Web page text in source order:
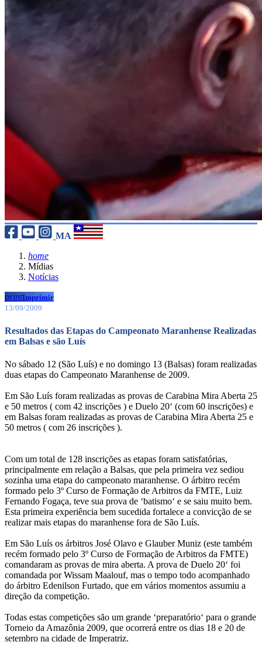
MA
home
Mídias
Notícias
printImprimir
13/09/2009
Resultados das Etapas do Campeonato Maranhense Realizadas
em Balsas e são Luís
No sábado 12 (São Luís) e no domingo 13 (Balsas) foram realizadas
duas etapas do Campeonato Maranhense de 2009.
Em São Luís foram realizadas as provas de Carabina Mira Aberta 25
e 50 metros ( com 42 inscrições ) e Duelo 20‘ (com 60 inscrições) e
em Balsas foram realizadas as provas de Carabina Mira Aberta 25 e
50 metros ( com 26 inscrições ).
Com um total de 128 inscrições as etapas foram satisfatórias,
principalmente em relação a Balsas, que pela primeira vez sediou
sozinha uma etapa do campeonato maranhense. O árbitro recém
formado pelo 3º Curso de Formação de Arbitros da FMTE, Luiz
Fernando Fogaça, teve sua prova de ‘batismo‘ e se saiu muito bem.
Esta primeira experiência bem sucedida fortalece a convicção de se
realizar mais etapas do maranhense fora de São Luís.
Em São Luís os árbitros José Olavo e Glauber Muniz (este também
recém formado pelo 3º Curso de Formação de Arbitros da FMTE)
comandaram as provas de mira aberta. A prova de Duelo 20‘ foi
comandada por Wissam Maalouf, mas o tempo todo acompanhado
do árbitro Edenilson Furtado, que em vários momentos assumiu a
direção da competição.
Todas estas competições são um grande ‘preparatório‘ para o grande
Torneio da Amazônia 2009, que ocorrerá entre os dias 18 e 20 de
setembro na cidade de Imperatriz.